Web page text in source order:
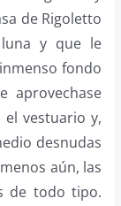
de Rigoletto
y que le
fondo
vestuario y,
desnudas
aún, las
de todo tipo.